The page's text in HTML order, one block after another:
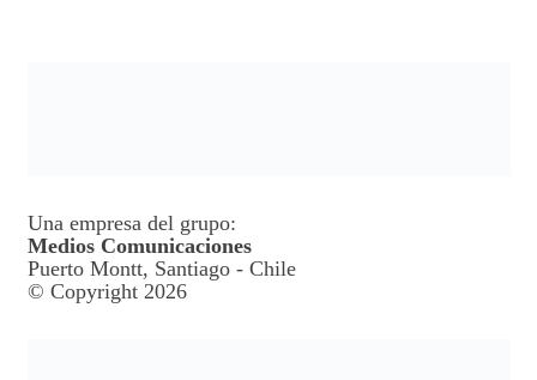
Una empresa del grupo:
Medios Comunicaciones
Puerto Montt, Santiago - Chile
© Copyright 2026